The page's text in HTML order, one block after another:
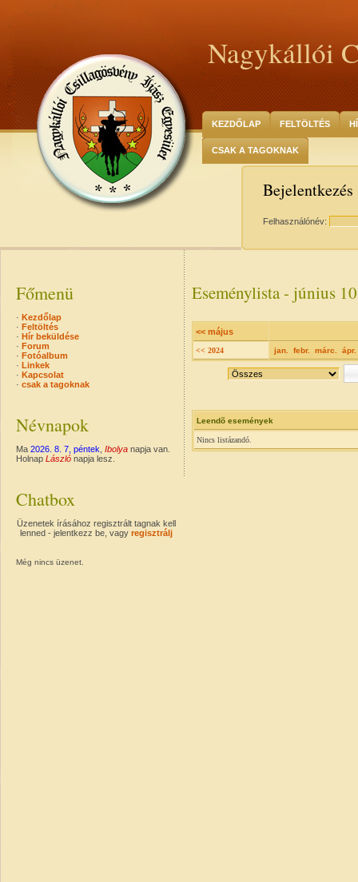
Nagykállói
KEZDŐLAP FELTÖLTÉS
CSAK A TAGOKNAK
Bejelentkezés
Felhasználónév:
Főmenü
· Kezdőlap
· Feltöltés
· Hír beküldése
· Forum
· Fotóalbum
· Linkek
· Kapcsolat
· csak a tagoknak
Névnapok
Ma 2026. 8. 7, péntek Ibolya napja van.
Holnap László napja lesz.
Chatbox
Üzenetek írásához regisztrált tagnak kell
lenned - jelentkezz be, vagy regisztrálj
Még nincs üzenet.
Eseménylista - június 10
<< május
<< 2024 jan. febr. márc. ápr.
Leendõ események
Nincs listázandó.